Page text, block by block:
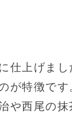
仕上げまし
が特徴です
や西尾の